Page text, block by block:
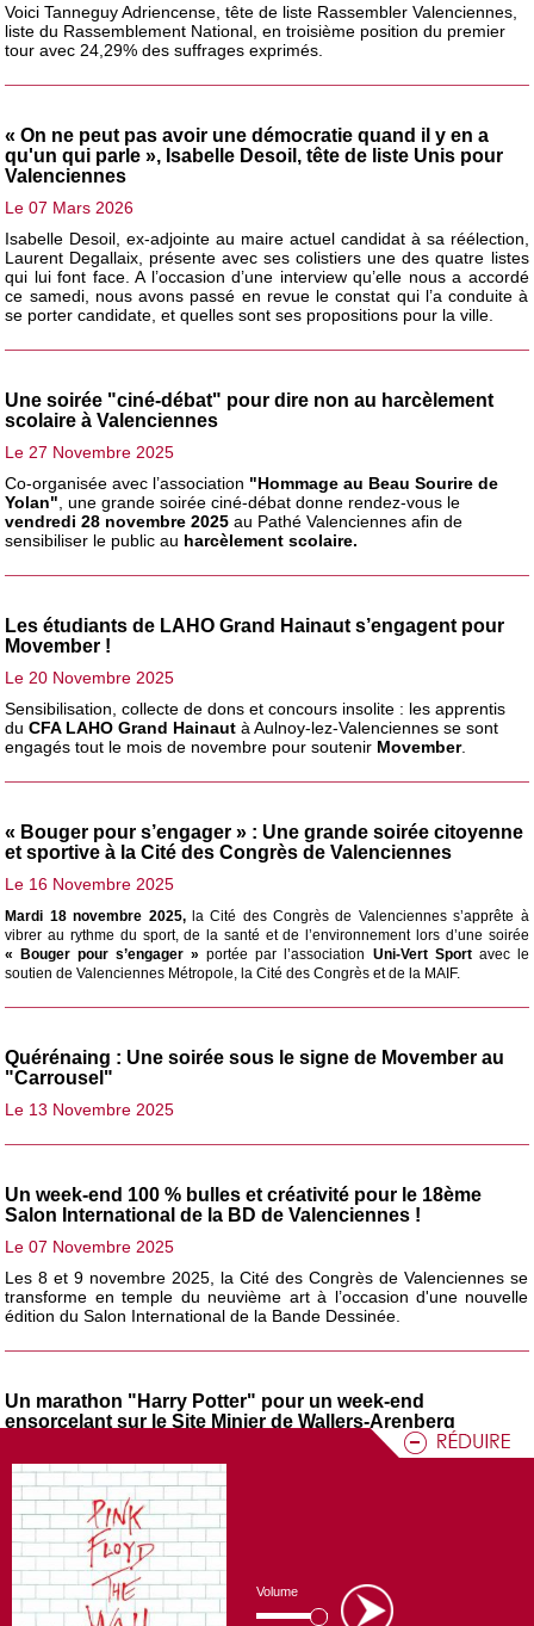
Volume
Voici Tanneguy Adriencense, tête de liste Rassembler Valenciennes,
liste du Rassemblement National, en troisième position du premier
tour avec 24,29% des suffrages exprimés.
« On ne peut pas avoir une démocratie quand il y en a
qu'un qui parle », Isabelle Desoil, tête de liste Unis pour
Valenciennes
Le 07 Mars 2026
Isabelle Desoil, ex-adjointe au maire actuel candidat à sa réélection,
Laurent Degallaix, présente avec ses colistiers une des quatre listes
qui lui font face. A l’occasion d’une interview qu’elle nous a accordé
ce samedi, nous avons passé en revue le constat qui l’a conduite à
se porter candidate, et quelles sont ses propositions pour la ville.
Une soirée "ciné-débat" pour dire non au harcèlement
scolaire à Valenciennes
Le 27 Novembre 2025
Co-organisée avec l’association "Hommage au Beau Sourire de
Yolan" , une grande soirée ciné-débat donne rendez-vous le
vendredi 28 novembre 2025 au Pathé Valenciennes afin de
sensibiliser le public au harcèlement scolaire.
Les étudiants de LAHO Grand Hainaut s’engagent pour
Movember !
Le 20 Novembre 2025
Sensibilisation, collecte de dons et concours insolite : les apprentis
duCFA LAHO Grand Hainaut à Aulnoy-lez-Valenciennes se sont
engagés tout le mois de novembre pour soutenir Movember.
« Bouger pour s’engager » : Une grande soirée citoyenne
et sportive à la Cité des Congrès de Valenciennes
Le 16 Novembre 2025
Mardi 18 novembre 2025, la Cité des Congrès de Valenciennes s’apprête à
vibrer au rythme du sport, de la santé et de l’environnement lors d’une soirée
« Bouger pour s’engager » portée par l’association Uni-Vert Sportavec le
soutien de Valenciennes Métropole, la Cité des Congrès et de la MAIF.
Quérénaing : Une soirée sous le signe de Movember au
"Carrousel"
Le 13 Novembre 2025
Un week-end 100 % bulles et créativité pour le 18ème
Salon International de la BD de Valenciennes !
Le 07 Novembre 2025
Les 8 et 9 novembre 2025, la Cité des Congrès de Valenciennes se
transforme en temple du neuvième art à l’occasion d'une nouvelle
édition du Salon International de la Bande Dessinée.
Un marathon "Harry Potter" pour un week-end
ensorcelant sur le Site Minier de Wallers-Arenberg
À la veille d’Halloween, le site minier d’Arenberg, à Wallers, se
prépare à se transformer en Poudlard !
Vendredi 31 octobre et samedi 1er novembre, les fans du jeune
sorcier sont attendus pour un
Potter »exceptionnel, organisé dans le cadre des
Fantastiquesde la Communauté d’Agglomération de La Porte du
Hainaut (CAPH).